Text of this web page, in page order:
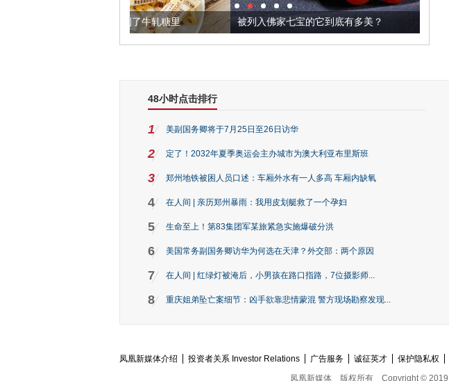
被列入佛家七宝的它到底有多美？
48小时点击排行
1 美副国务卿将于7月25日至26日访华
2 定了！2032年夏季奥运会主办城市为澳大利亚布里斯班
3 郑州地铁被困人员口述：车厢外水有一人多高 车厢内缺氧
4 在人间 | 亲历郑州暴雨：我用皮划艇救了一个孕妇
5 生命至上！第83集团军某旅紧急实施爆破分洪
6 美国常务副国务卿访华为何选在天津？外交部：两个原因
7 在人间 | 红绿灯被淹后，小男孩在路口指路，7位摄影师...
8 重庆姐弟坠亡案细节：凶手欲靠悲情蒙混 警方现场勘察发现...
凤凰新媒体介绍 投资者关系 Investor Relations 广告服务 诚征英才 保护隐私权
凤凰新媒体
版权所有 Copyright ©